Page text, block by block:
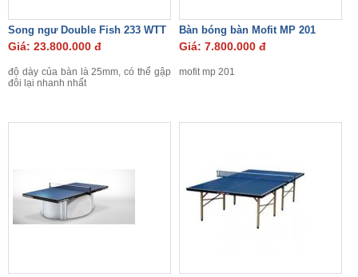
Song ngư Double Fish 233 WTT
Giá: 23.800.000 đ
độ dày của bàn là 25mm, có thể gập
đôi lại nhanh nhất
Bàn bóng bàn Mofit MP 201
Giá: 7.800.000 đ
mofit mp 201